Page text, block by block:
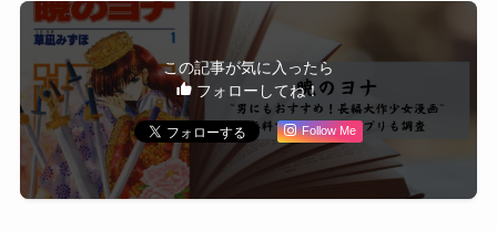
この記事が気に入ったら
フォローしてね！
Follow Me